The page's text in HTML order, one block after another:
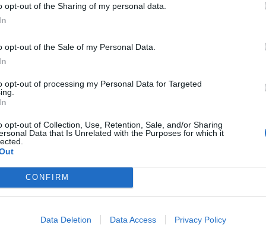
opt-out of the Sharing of my personal data.
opt-out of the Sale of my Personal Data.
opt-out of processing my Personal Data for Targeted
opt-out of Collection, Use, Retention, Sale, and/or Sharing
Data that Is Unrelated with the Purposes for which it
CONFIRM
Data Deletion Data Access Privacy Policy
Pelių ir žiurkių baubas: kas graužikus gąsdina labiau nei